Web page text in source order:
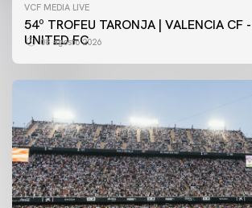
VCF MEDIA LIVE
54º TROFEU TARONJA | VALENCIA CF
UNITED FC
08 agosto 2026